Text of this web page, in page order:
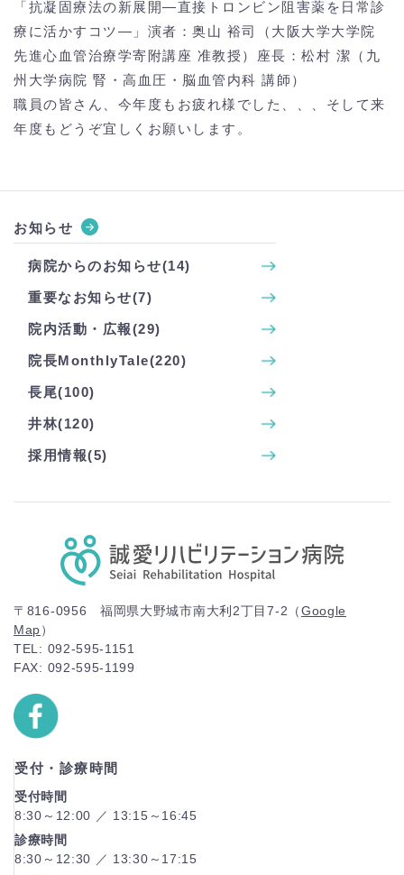
「抗凝固療法の新展開―直接トロンビン阻害薬を日常診
療に活かすコツ―」演者：奥山 裕司（大阪大学大学院
先進心血管治療学寄附講座 准教授）座長：松村 潔（九
州大学病院 腎・高血圧・脳血管内科 講師）
職員の皆さん、今年度もお疲れ様でした、、、そして来
年度もどうぞ宜しくお願いします。
お知らせ
病院からのお知らせ(14)
重要なお知らせ(7)
院内活動・広報(29)
院長MonthlyTale(220)
長尾(100)
井林(120)
採用情報(5)
〒816-0956 福岡県大野城市南大利2丁目7-2（Google
Map）
TEL: 092-595-1151
FAX: 092-595-1199
受付・診療時間
受付時間
8:30～12:00 ／ 13:15～16:45
診療時間
8:30～12:30 ／ 13:30～17:15